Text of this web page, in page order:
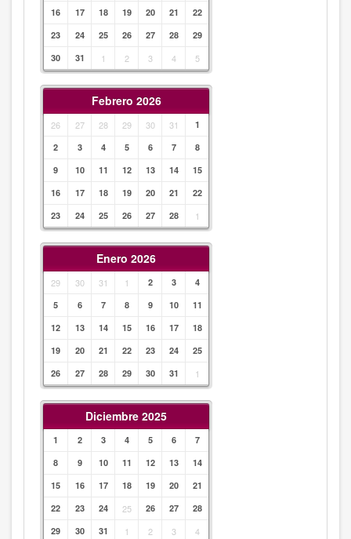
16
17 18 19 20 21
22
23
24 25 26 27 28
29
30
31 1 2 3 4 5
Febrero 2026
26 27 28 29 30 31
1
2
3 4 5 6 7
8
9
10 11 12 13 14
15
16
17 18 19 20 21
22
23
24 25 26 27 28 1
Enero 2026
29 30 31 1 2 3
4
5
6 7 8 9 10
11
12
13 14 15 16 17
18
19
20 21 22 23 24
25
26
27 28 29 30 31 1
Diciembre 2025
1 2 3 4 5 6
7
8
9 10 11 12 13
14
15
16 17 18 19 20
21
22
23 24 25 26 27
28
29
30 31 1 2 3 4